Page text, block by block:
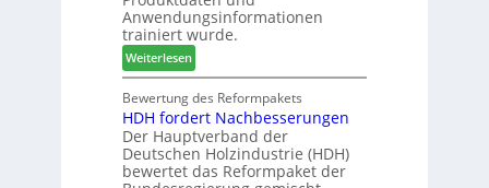
r
b
i
n
e
r
s
w
o
c
h
e
n
2
0
2
e
l
d
e
t
B
e
s
u
Anwendungsinformationen
trainiert wurde.
Weiterlesen:
C
h
a
t
b
o
Bewertung des Reformpakets
HDH fordert Nachbesserungen
Der Hauptverband der
Deutschen Holzindustrie (HDH)
bewertet das Reformpaket der